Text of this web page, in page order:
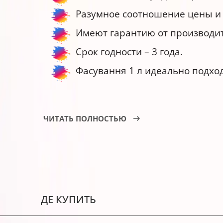
Разумное соотношение цены и
Имеют гарантию от
Срок годности – 3 года.
Фасування 1 л идеально
Водорастворимые чернила подходят
изображений и текстов. А для
ЧИТАТЬ ПОЛНОСТЬЮ
ДЕ КУПИТЬ